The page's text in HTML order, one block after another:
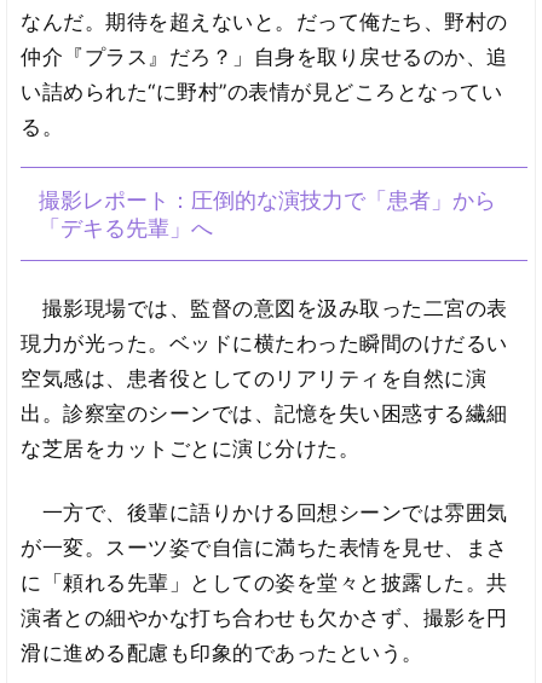
なんだ。期待を超えないと。だって俺たち、野村の
仲介『プラス』だろ？」自身を取り戻せるのか、追
い詰められた“に野村”の表情が見どころとなってい
る。
撮影レポート：圧倒的な演技力で「患者」から
「デキる先輩」へ
撮影現場では、監督の意図を汲み取った二宮の表
現力が光った。ベッドに横たわった瞬間のけだるい
空気感は、患者役としてのリアリティを自然に演
出。診察室のシーンでは、記憶を失い困惑する繊細
な芝居をカットごとに演じ分けた。
一方で、後輩に語りかける回想シーンでは雰囲気
が一変。スーツ姿で自信に満ちた表情を見せ、まさ
に「頼れる先輩」としての姿を堂々と披露した。共
演者との細やかな打ち合わせも欠かさず、撮影を円
滑に進める配慮も印象的であったという。